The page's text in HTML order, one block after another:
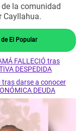
la comunidad
Cayllahua.
El Popular
FALLECIÓ tras
DESPEDIDA
tras darse a conocer
DEUDA